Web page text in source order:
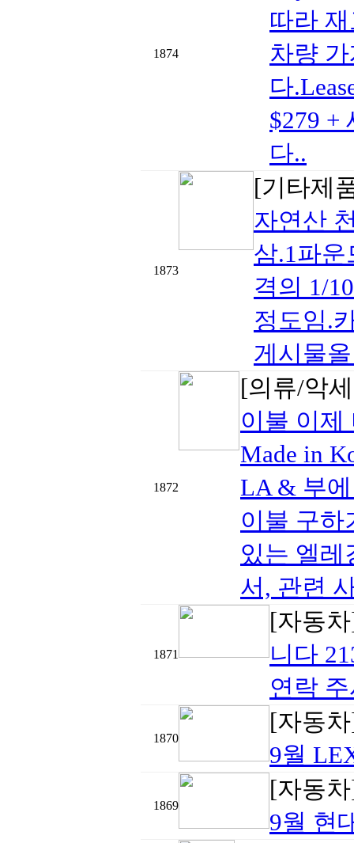
1874
따라
차량
다
$279 +
다..
1873
[기타제
자연산
삼.1파운
격의 1/
정도임.
게시물
1872
[의류/악
이불 이제
Made in
LA & 부
이불 구하
있는 엘레
서, 관련
1871
[자동
니다
연락
1870
[자동
9월
1869
[자동
9월 현